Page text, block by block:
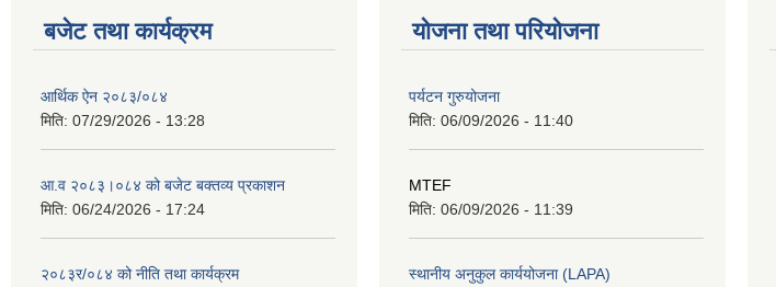
बजेट तथा कार्यक्रम
आर्थिक ऐन २०८३/०८४
मिति: 07/29/2026 - 13:28
आ.व २०८३।०८४ को बजेट बक्तव्य प्रकाशन
मिति: 06/24/2026 - 17:24
२०८३र/०८४ को नीति तथा कार्यक्रम
योजना तथा परियोजना
पर्यटन गुरुयोजना
मिति: 06/09/2026 - 11:40
MTEF
मिति: 06/09/2026 - 11:39
स्थानीय अनुकुल कार्ययोजना (LAPA)